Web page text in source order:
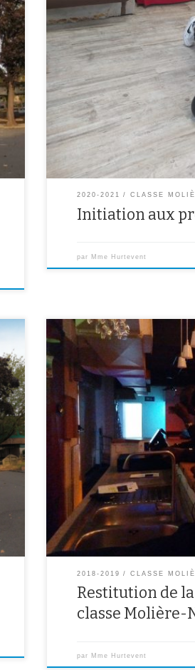
Avec d’EPS nos professeurs M.
qu’on doit faire si dans la rue
pompiers 18 ou l’ambulance 15
ne répond plusSi la victime ne
2020-2021 CLASSE
Initiation aux
par Mme Hurtevent
Mercredi 12 juin a eu lieu la
Ailes : toutes les œuvres créées
théâtre Antoine Vitez et à
Vous pouvez le découvrir ici :
2018-2019 CLASSE
Restitution de
classe Molière-
par Mme Hurtevent